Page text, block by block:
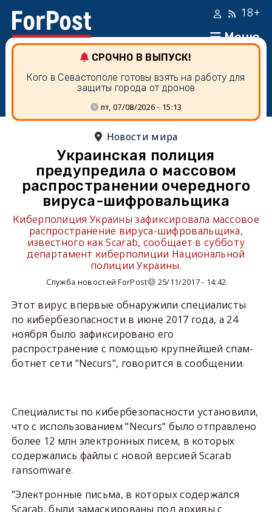
Меню
18+
СРОЧНО В ВЫПУСК!
Кого в Севастополе готовы взять на работу для
защиты города от дронов
пт, 07/08/2026 - 15:13
Новости мира
Украинская полиция
предупредила о массовом
распространении очередного
вируса-шифровальщика
Киберполиция Украины зафиксировала массовое
распространение вируса-шифровальщика,
известного как Scarab, сообщает в субботу
департамент киберполиции Национальной
полиции Украины.
Служба новостей ForPost 25/11/2017 - 14:42
Этот вирус впервые обнаружили специалисты
по кибербезопасности в июне 2017 года, а 24
ноября было зафиксировано его
распространение с помощью крупнейшей спам-
ботнет сети "Necurs", говорится в сообщении.
Специалисты по кибербезопасности установили,
что с использованием "Necurs" было отправлено
более 12 млн электронных писем, в которых
содержались файлы с новой версией Scarab
ransomware.
"Электронные письма, в которых содержался
Scarab, были замаскированы под архивы с